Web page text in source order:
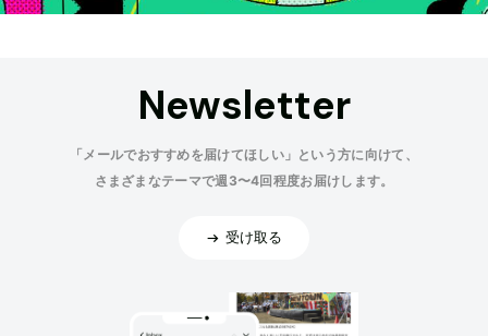
Newsletter
「メールでおすすめを届けてほしい」という方に向けて、
さまざまなテーマで週3〜4回程度お届けします。
受け取る